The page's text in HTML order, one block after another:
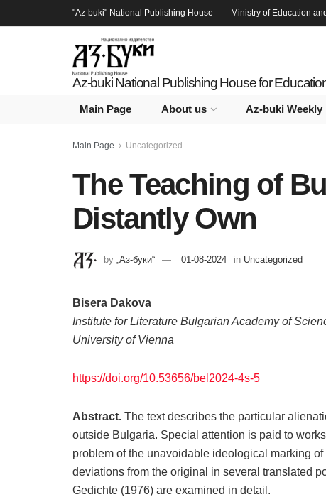
"Az-buki" National Publishing House Ministry of Education
Az-buki National Publishing House for
Main Page About us Az-buki Weekly
Main Page Uncategorized
The Teaching of
Distantly Own
by „Аз-буки“ 01-08-2024 in Uncategorized
Bisera Dakova
Institute for Literature Bulgarian Academy of
University of Vienna
https://doi.org/10.53656/bel2024-4s-5
Abstract. The text describes the particular
outside Bulgaria. Special attention is paid to
problem of the unavoidable ideological marking
deviations from the original in several translated
Gedichte (1976) are examined in detail.